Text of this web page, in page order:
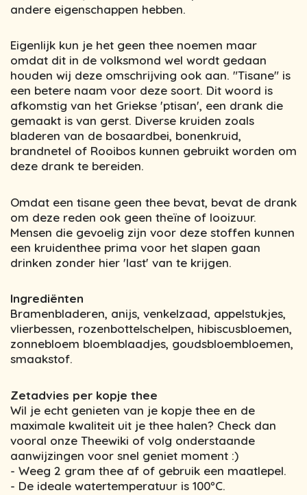
andere eigenschappen hebben.
Eigenlijk kun je het geen thee noemen maar
omdat dit in de volksmond wel wordt gedaan
houden wij deze omschrijving ook aan. "Tisane" is
een betere naam voor deze soort. Dit woord is
afkomstig van het Griekse 'ptisan', een drank die
gemaakt is van gerst. Diverse kruiden zoals
bladeren van de bosaardbei, bonenkruid,
brandnetel of Rooibos kunnen gebruikt worden om
deze drank te bereiden.
Omdat een tisane geen thee bevat, bevat de drank
om deze reden ook geen theïne of looizuur.
Mensen die gevoelig zijn voor deze stoffen kunnen
een kruidenthee prima voor het slapen gaan
drinken zonder hier 'last' van te krijgen.
Ingrediënten
Bramenbladeren, anijs, venkelzaad, appelstukjes,
vlierbessen, rozenbottelschelpen, hibiscusbloemen,
zonnebloem bloemblaadjes, goudsbloembloemen,
smaakstof.
Zetadvies per kopje thee
Wil je echt genieten van je kopje thee en de
maximale kwaliteit uit je thee halen? Check dan
vooral onze Theewiki of volg onderstaande
aanwijzingen voor snel geniet moment :)
- Weeg 2 gram thee af of gebruik een maatlepel.
- De ideale watertemperatuur is 100ºC.